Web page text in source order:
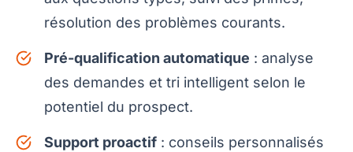
résolution des problèmes courants.
Pré-qualification automatique : analyse
des demandes et tri intelligent selon le
potentiel du prospect.
Support proactif : conseils personnalisés